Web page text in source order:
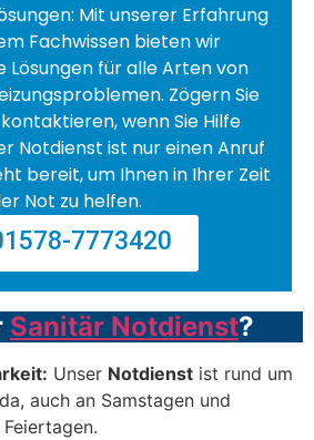
Mit unserer Erfahrung
Fachwissen bieten wir
Lösungen für alle Arten von
Zögern Sie
wenn Sie Hilfe
Notdienst ist nur einen Anruf
bereit, um Ihnen in Ihrer Zeit
Not zu helfen.
7773420
Sanitär Notdienst?
Unser Notdienst ist rund um
auch an Samstagen und